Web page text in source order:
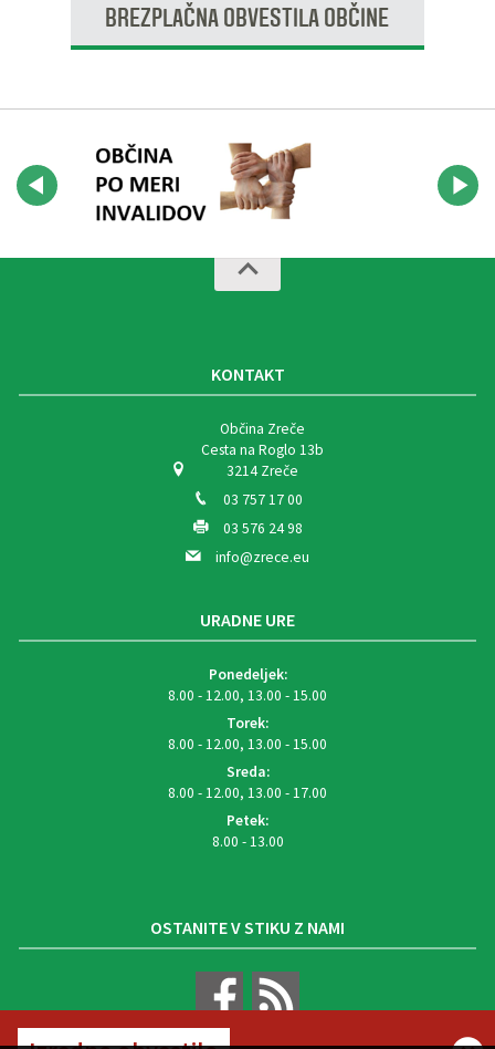
BREZPLAČNA OBVESTILA OBČINE
KONTAKT
Občina Zreče
Cesta na Roglo 13b
3214 Zreče
03 757 17 00
03 576 24 98
info@zrece.eu
URADNE URE
Ponedeljek:
8.00 - 12.00, 13.00 - 15.00
Torek:
8.00 - 12.00, 13.00 - 15.00
Sreda:
8.00 - 12.00, 13.00 - 17.00
Petek:
8.00 - 13.00
OSTANITE V STIKU Z NAMI